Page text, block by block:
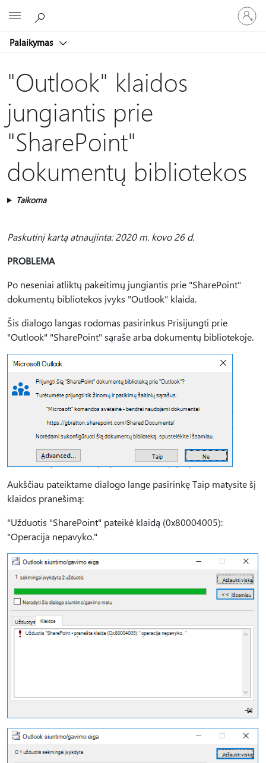
Palaikymas
prie
paskyros
"Outlook" klaidos
jungiantis prie
"SharePoint"
dokumentų bibliotekos
Taikoma
Paskutinį kartą atnaujinta: 2020 m. kovo 26 d.
PROBLEMA
Po neseniai atliktų pakeitimų jungiantis prie "SharePoint"
dokumentų bibliotekos įvyks "Outlook" klaida.
Šis dialogo langas rodomas pasirinkus Prisijungti prie
"Outlook" "SharePoint" sąraše arba dokumentų bibliotekoje.
Aukščiau pateiktame dialogo lange pasirinkę Taip matysite šį
klaidos pranešimą:
"Užduotis "SharePoint" pateikė klaidą (0x80004005):
"Operacija nepavyko."